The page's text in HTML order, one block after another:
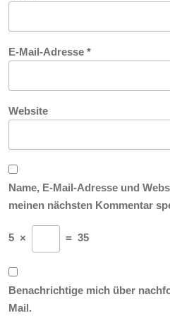
E-Mail-Adresse *
Website
Name, E-Mail-Adresse und
meinen nächsten Kommentar
5 × = 35
Benachrichtige mich über
Mail.